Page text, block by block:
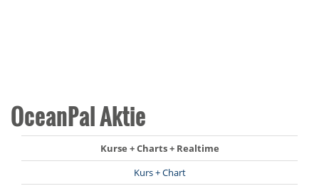
OceanPal Aktie
Kurse + Charts + Realtime
Kurs + Chart